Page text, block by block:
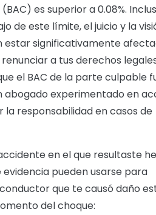
es superior a 0.08%.
de este límite, el juicio y la
significativamente
a tus derechos
el BAC de la parte culpable
abogado experimentado en
responsabilidad en casos de
en el que resultaste
evidencia pueden usarse para
que te causó daño
del choque: